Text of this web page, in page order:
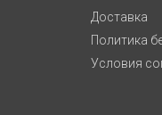
Доставка
Политика
Условия